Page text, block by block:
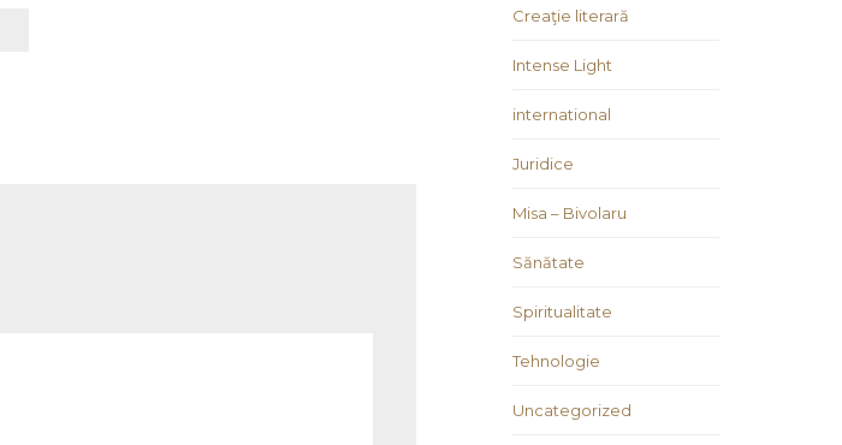
Creaţie literară
Intense Light
international
Juridice
Misa – Bivolaru
Sănătate
Spiritualitate
Tehnologie
Uncategorized